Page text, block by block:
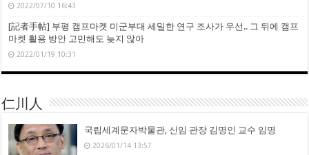
2022/07/10 16:43
[記者手帖] 부평 캠프마켓 미군부대 세밀한 연구 조사가 우선.. 그 뒤에 캠프
마켓 활용 방안 고민해도 늦지 않아
2022/01/19 10:31
仁川人
국립세계문자박물관, 신임 관장 김명인 교수 임명
2026/01/14 13:57